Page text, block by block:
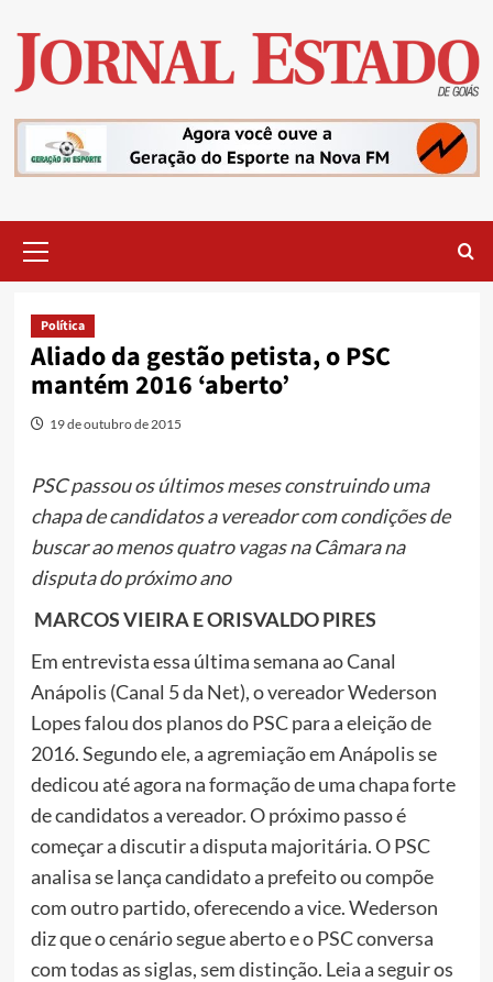
content
Menu
Política
Aliado da gestão petista, o PSC
mantém 2016 ‘aberto’
19 de outubro de 2015
PSC passou os últimos meses construindo uma
chapa de candidatos a vereador com condições de
buscar ao menos quatro vagas na Câmara na
disputa do próximo ano
MARCOS VIEIRA E ORISVALDO PIRES
Em entrevista essa última semana ao Canal
Anápolis (Canal 5 da Net), o vereador Wederson
Lopes falou dos planos do PSC para a eleição de
2016. Segundo ele, a agremiação em Anápolis se
dedicou até agora na formação de uma chapa forte
de candidatos a vereador. O próximo passo é
começar a discutir a disputa majoritária. O PSC
analisa se lança candidato a prefeito ou compõe
com outro partido, oferecendo a vice. Wederson
diz que o cenário segue aberto e o PSC conversa
com todas as siglas, sem distinção. Leia a seguir os